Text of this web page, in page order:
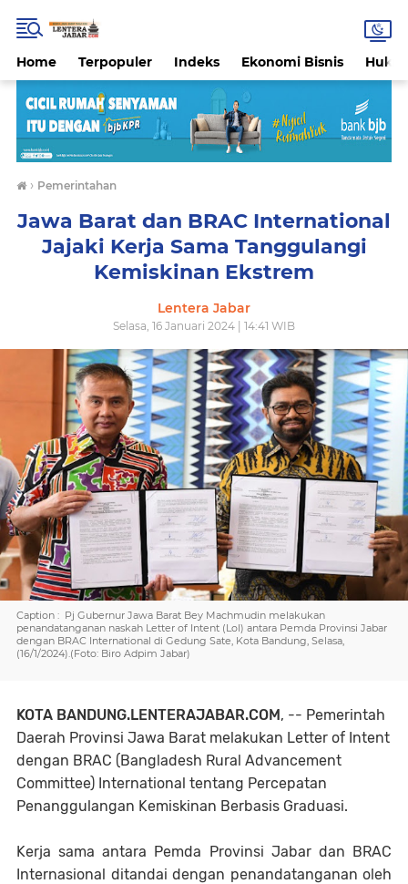
Home Terpopuler Indeks Ekonomi Bisnis
› Pemerintahan
Jawa Barat dan BRAC International
Jajaki Kerja Sama Tanggulangi
Kemiskinan Ekstrem
Lentera Jabar
Selasa, 16 Januari 2024 | 14:41 WIB
Caption : Pj Gubernur Jawa Barat Bey Machmudin melakukan
penandatanganan naskah Letter of Intent (LoI) antara Pemda Provinsi Jabar
dengan BRAC International di Gedung Sate, Kota Bandung, Selasa,
(16/1/2024).(Foto: Biro Adpim Jabar)
KOTA BANDUNG.LENTERAJABAR.COM, -- Pemerintah
Daerah Provinsi Jawa Barat melakukan Letter of Intent
dengan BRAC (Bangladesh Rural Advancement
Committee) International tentang Percepatan
Penanggulangan Kemiskinan Berbasis Graduasi.
Kerja sama antara Pemda Provinsi Jabar dan BRAC
Internasional ditandai dengan penandatanganan oleh